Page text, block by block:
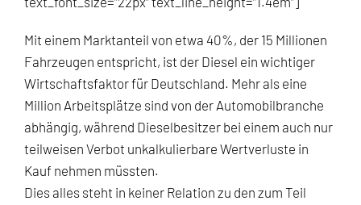
Mit einem Marktanteil von etwa 40%, der 15 Millionen
Fahrzeugen entspricht, ist der Diesel ein wichtiger
Wirtschaftsfaktor für Deutschland. Mehr als eine
Million Arbeitsplätze sind von der Automobilbranche
abhängig, während Dieselbesitzer bei einem auch nur
teilweisen Verbot unkalkulierbare Wertverluste in
Kauf nehmen müssten.
Dies alles steht in keiner Relation zu den zum Teil